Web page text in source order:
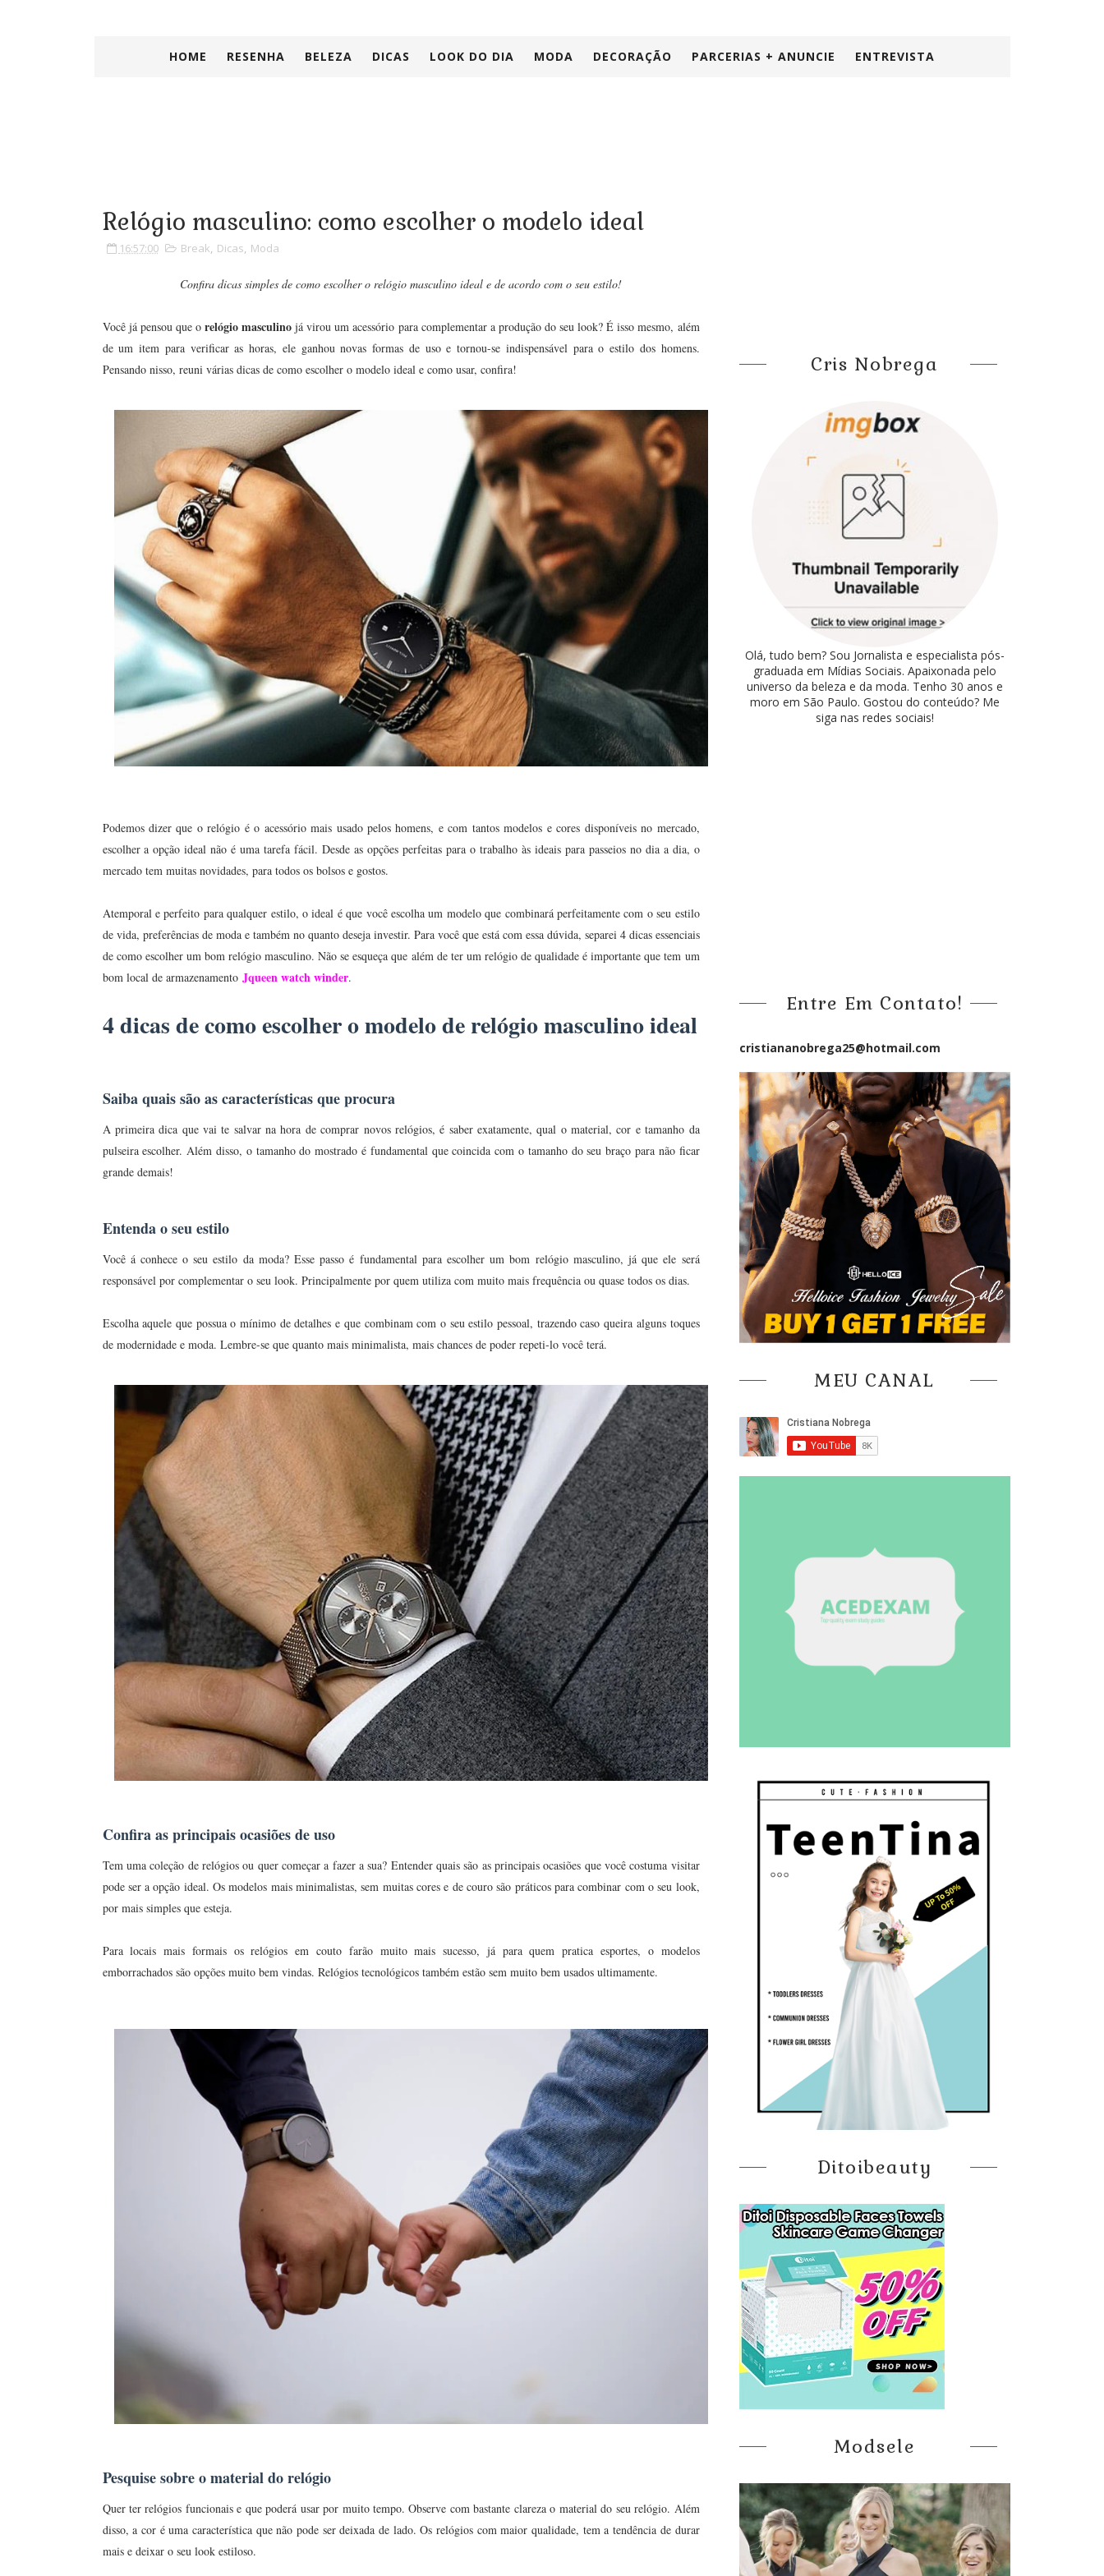
HOME RESENHA BELEZA DICAS LOOK DO DIA MODA DECORAÇÃO PARCERIAS + ANUNCIE ENTREVISTA
Relógio masculino: como escolher o modelo ideal
16:57:00 Break, Dicas, Moda
Confira dicas simples de como escolher o relógio masculino ideal e de acordo com o seu estilo!
Você já pensou que o relógio masculino já virou um acessório para complementar a produção do seu look? É isso mesmo, além
de um item para verificar as horas, ele ganhou novas formas de uso e tornou-se indispensável para o estilo dos homens.
Pensando nisso, reuni várias dicas de como escolher o modelo ideal e como usar, confira!
Podemos dizer que o relógio é o acessório mais usado pelos homens, e com tantos modelos e cores disponíveis no mercado,
escolher a opção ideal não é uma tarefa fácil. Desde as opções perfeitas para o trabalho às ideais para passeios no dia a dia, o
mercado tem muitas novidades, para todos os bolsos e gostos.
Atemporal e perfeito para qualquer estilo, o ideal é que você escolha um modelo que combinará perfeitamente com o seu estilo
de vida, preferências de moda e também no quanto deseja investir. Para você que está com essa dúvida, separei 4 dicas essenciais
de como escolher um bom relógio masculino. Não se esqueça que além de ter um relógio de qualidade é importante que tem um
bom local de armazenamento Jqueen watch winder.
4 dicas de como escolher o modelo de relógio masculino ideal
Saiba quais são as características que procura
A primeira dica que vai te salvar na hora de comprar novos relógios, é saber exatamente, qual o material, cor e tamanho da
pulseira escolher. Além disso, o tamanho do mostrado é fundamental que coincida com o tamanho do seu braço para não ficar
grande demais!
Entenda o seu estilo
Você á conhece o seu estilo da moda? Esse passo é fundamental para escolher um bom relógio masculino, já que ele será
responsável por complementar o seu look. Principalmente por quem utiliza com muito mais frequência ou quase todos os dias.
Escolha aquele que possua o mínimo de detalhes e que combinam com o seu estilo pessoal, trazendo caso queira alguns toques
de modernidade e moda. Lembre-se que quanto mais minimalista, mais chances de poder repeti-lo você terá.
Confira as principais ocasiões de uso
Tem uma coleção de relógios ou quer começar a fazer a sua? Entender quais são as principais ocasiões que você costuma visitar
pode ser a opção ideal. Os modelos mais minimalistas, sem muitas cores e de couro são práticos para combinar com o seu look,
por mais simples que esteja.
Para locais mais formais os relógios em couto farão muito mais sucesso, já para quem pratica esportes, o modelos
emborrachados são opções muito bem vindas. Relógios tecnológicos também estão sem muito bem usados ultimamente.
Pesquise sobre o material do relógio
Quer ter relógios funcionais e que poderá usar por muito tempo. Observe com bastante clareza o material do seu relógio. Além
disso, a cor é uma característica que não pode ser deixada de lado. Os relógios com maior qualidade, tem a tendência de durar
mais e deixar o seu look estiloso.
Cris Nobrega
Olá, tudo bem? Sou Jornalista e especialista pós-
graduada em Mídias Sociais. Apaixonada pelo
universo da beleza e da moda. Tenho 30 anos e
moro em São Paulo. Gostou do conteúdo? Me
siga nas redes sociais!
Entre Em Contato!
cristiananobrega25@hotmail.com
MEU CANAL
Ditoibeauty
Modsele